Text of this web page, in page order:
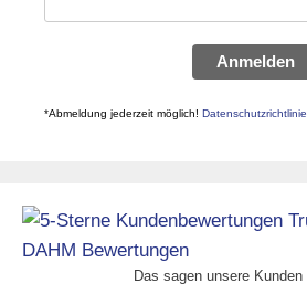
Anmelden
*Abmeldung jederzeit möglich!
Das sagen unsere Kunden